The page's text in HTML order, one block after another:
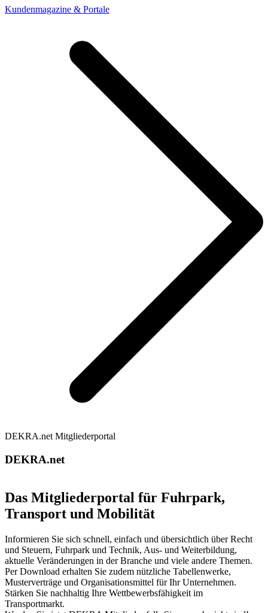
Kundenmagazine & Portale
DEKRA.net Mitgliederportal
DEKRA.net
Das Mitgliederportal für Fuhrpark,
Transport und Mobilität
Informieren Sie sich schnell, einfach und übersichtlich über Recht
und Steuern, Fuhrpark und Technik, Aus- und Weiterbildung,
aktuelle Veränderungen in der Branche und viele andere Themen.
Per Download erhalten Sie zudem nützliche Tabellenwerke,
Musterverträge und Organisationsmittel für Ihr Unternehmen.
Stärken Sie nachhaltig Ihre Wettbewerbsfähigkeit im
Transportmarkt.